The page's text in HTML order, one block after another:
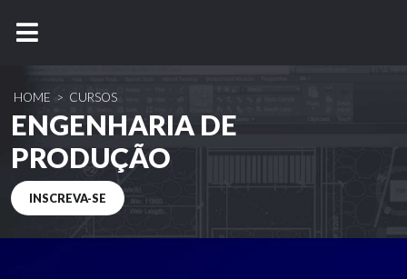
HOME > CURSOS
ENGENHARIA DE
PRODUÇÃO
INSCREVA-SE